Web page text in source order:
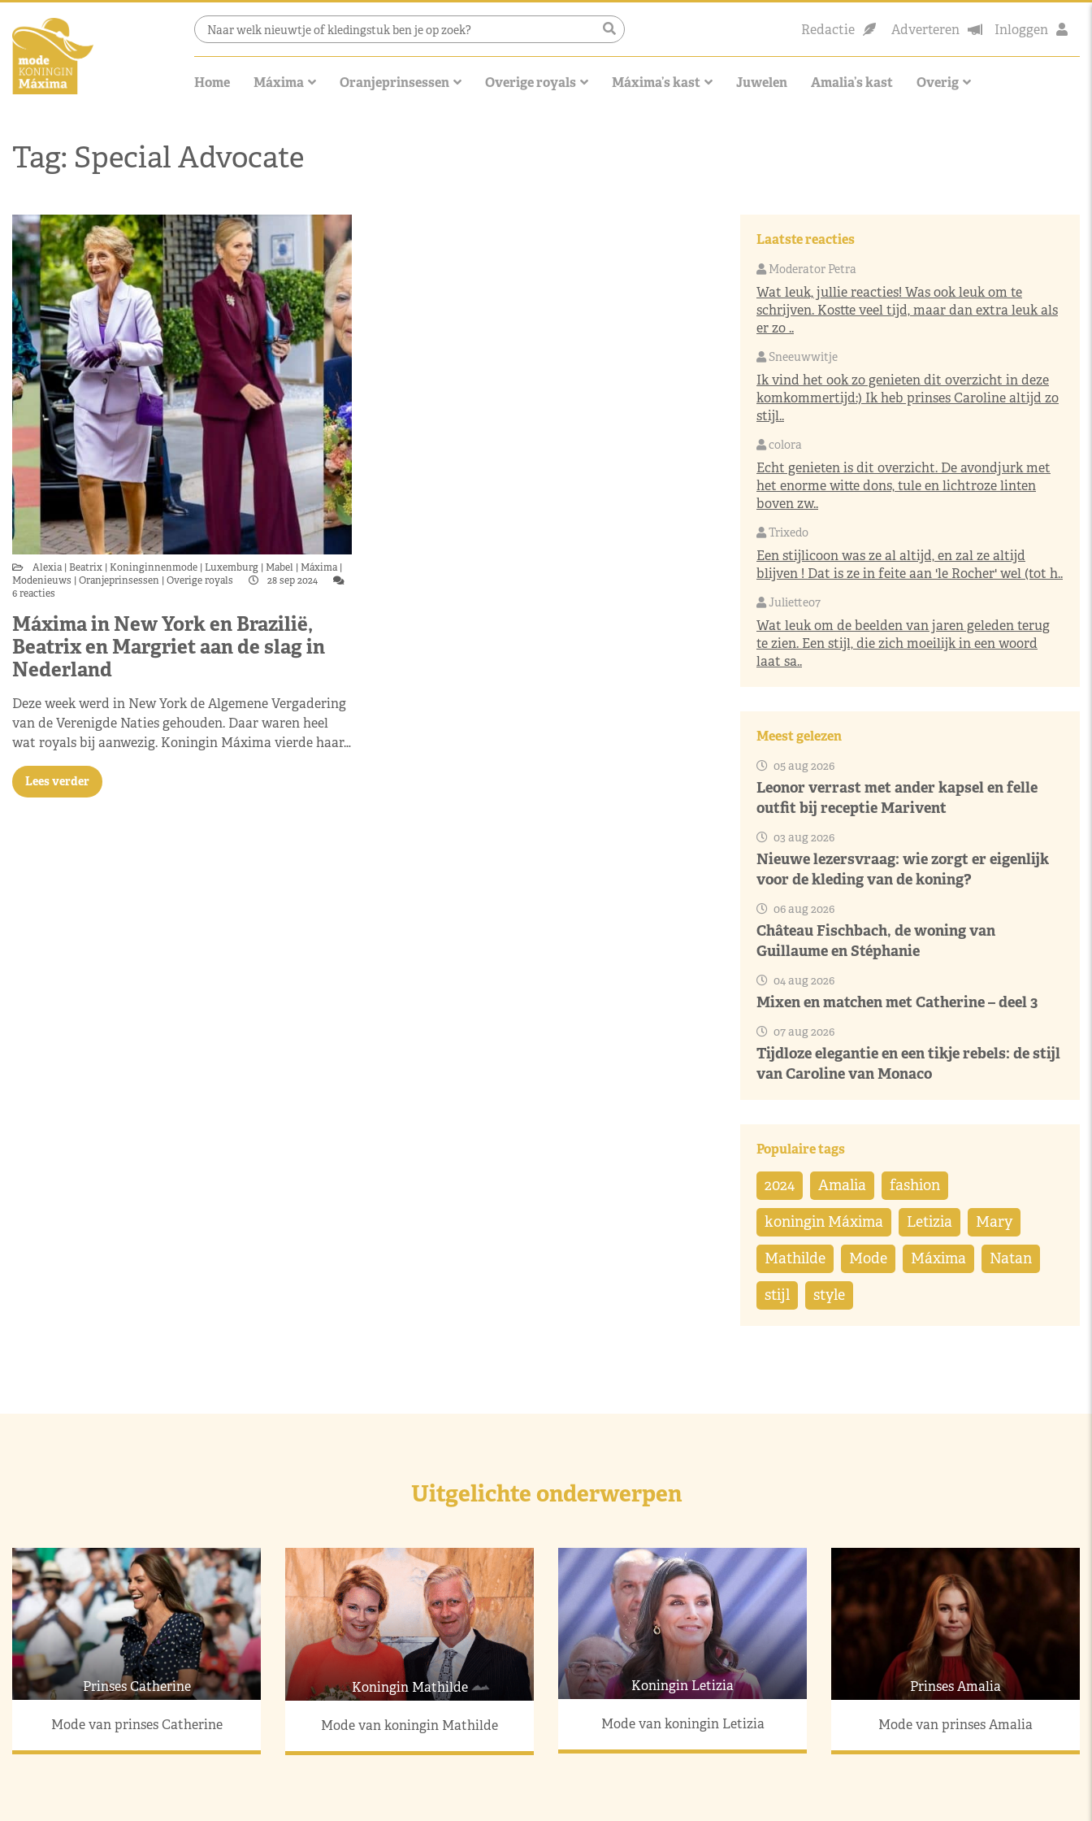
Redactie Adverteren Inloggen
Home Máxima Oranjeprinsessen Overige royals Máxima’s kast Juwelen Amalia’s kast Overig
Tag: Special Advocate
Alexia Beatrix Koninginnenmode Luxemburg Mabel Máxima
Modenieuws
Oranjeprinsessen Overige royals
28 sep 2024
6 reacties
Máxima in New York en Brazilië,
Beatrix en Margriet aan de slag in
Nederland
Deze week werd in New York de Algemene Vergadering
van de Verenigde Naties gehouden. Daar waren heel
wat royals bij aanwezig. Koningin Máxima vierde haar…
Lees verder
Laatste reacties
Moderator Petra
Wat leuk, jullie reacties! Was ook leuk om te
schrijven. Kostte veel tijd, maar dan extra leuk als
er zo ..
Sneeuwwitje
Ik vind het ook zo genieten dit overzicht in deze
komkommertijd:) Ik heb prinses Caroline altijd zo
stijl..
colora
Echt genieten is dit overzicht. De avondjurk met
het enorme witte dons, tule en lichtroze linten
boven zw..
Trixedo
Een stijlicoon was ze al altijd, en zal ze altijd
blijven ! Dat is ze in feite aan 'le Rocher' wel (tot h..
Juliette07
Wat leuk om de beelden van jaren geleden terug
te zien. Een stijl, die zich moeilijk in een woord
laat sa..
Meest gelezen
05 aug 2026
Leonor verrast met ander kapsel en felle
outfit bij receptie Marivent
03 aug 2026
Nieuwe lezersvraag: wie zorgt er eigenlijk
voor de kleding van de koning?
06 aug 2026
Château Fischbach, de woning van
Guillaume en Stéphanie
04 aug 2026
Mixen en matchen met Catherine – deel 3
07 aug 2026
Tijdloze elegantie en een tikje rebels: de stijl
van Caroline van Monaco
Populaire tags
2024 Amalia fashion
koningin Máxima Letizia Mary
Mathilde Mode Máxima Natan
stijl style
Uitgelichte onderwerpen
Prinses Catherine
Mode van prinses Catherine
Koningin Mathilde
Mode van koningin Mathilde
Koningin Letizia
Mode van koningin Letizia
Prinses Amalia
Mode van prinses Amalia